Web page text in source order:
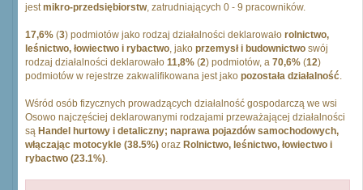
jestmikro-przedsiębiorstw, zatrudniających 0 - 9 pracowników.
17,6% (3) podmiotów jako rodzaj działalności deklarowało rolnictwo,
leśnictwo, łowiectwo i rybactwo, jako przemysł i budownictwo swój
rodzaj działalności deklarowało 11,8% (2) podmiotów, a 70,6% (12)
podmiotów w rejestrze zakwalifikowana jest jako pozostała działalność.
Wśród osób fizycznych prowadzących działalność gospodarczą we wsi
Osowo najczęściej deklarowanymi rodzajami przeważającej działalności
są Handel hurtowy i detaliczny; naprawa pojazdów samochodowych,
włączając motocykle (38.5%) oraz Rolnictwo, leśnictwo, łowiectwo i
rybactwo (23.1%).